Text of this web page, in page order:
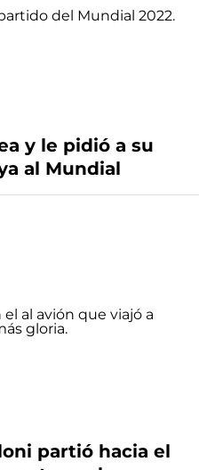
y le pidió a su
al Mundial
partió hacia el